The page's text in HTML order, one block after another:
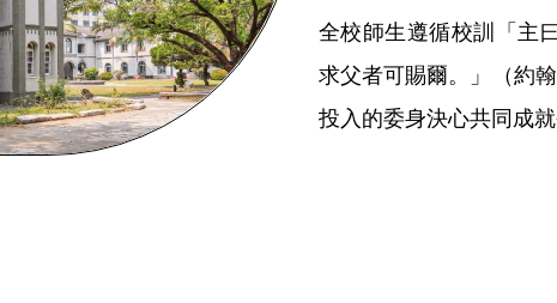
全校師生遵循校訓「主
求父者可賜爾。」（約
投入的委身決心共同成